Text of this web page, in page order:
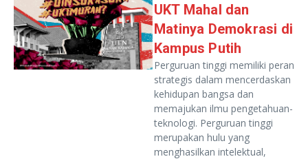
UKT Mahal dan
Matinya Demokrasi di
Kampus Putih
Perguruan tinggi memiliki peran
strategis dalam mencerdaskan
kehidupan bangsa dan
memajukan ilmu pengetahuan-
teknologi. Perguruan tinggi
merupakan hulu yang
menghasilkan intelektual,